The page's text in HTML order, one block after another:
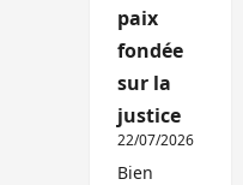
paix
fondée
sur la
justice
22/07/2026
Bien